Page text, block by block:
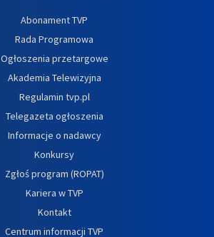
Abonament TVP
Rada Programowa
Ogłoszenia przetargowe
Akademia Telewizyjna
Regulamin tvp.pl
Telegazeta ogłoszenia
Informacje o nadawcy
Konkursy
Zgłoś program (ROPAT)
Kariera w TVP
Kontakt
Centrum informacji TVP